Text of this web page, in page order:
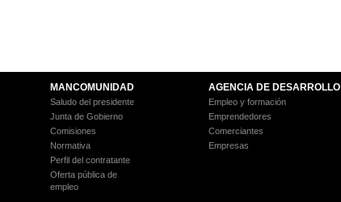
MANCOMUNIDAD
Saludo del presidente
Junta de Gobierno
Comisiones
Normativa
Perfil del contratante
Oferta pública de
empleo
AGENCIA DE DESARROLLO
Empleo y formación
Emprendedores
Comerciantes
Empresas